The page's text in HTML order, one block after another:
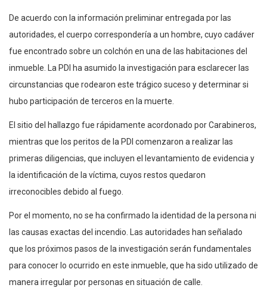
De acuerdo con la información preliminar entregada por las
autoridades, el cuerpo correspondería a un hombre, cuyo cadáver
fue encontrado sobre un colchón en una de las habitaciones del
inmueble. La PDI ha asumido la investigación para esclarecer las
circunstancias que rodearon este trágico suceso y determinar si
hubo participación de terceros en la muerte.
El sitio del hallazgo fue rápidamente acordonado por Carabineros,
mientras que los peritos de la PDI comenzaron a realizar las
primeras diligencias, que incluyen el levantamiento de evidencia y
la identificación de la víctima, cuyos restos quedaron
irreconocibles debido al fuego.
Por el momento, no se ha confirmado la identidad de la persona ni
las causas exactas del incendio. Las autoridades han señalado
que los próximos pasos de la investigación serán fundamentales
para conocer lo ocurrido en este inmueble, que ha sido utilizado de
manera irregular por personas en situación de calle.